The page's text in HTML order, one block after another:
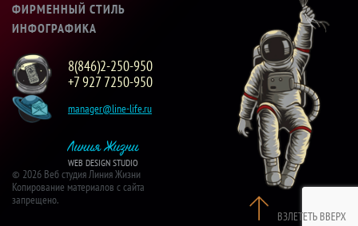
Линия Жизни
WEB DESIGN STUDIO
© 2026 Веб студия Линия Жизни
Копирование материалов с сайта
запрещено.
ФИРМЕННЫЙ СТИЛЬ
ИНФОГРАФИКА
8(846)2-250-950
+7 927 7250-950
manager@line-life.ru
ВЗЛЕТЕТЬ ВВЕРХ